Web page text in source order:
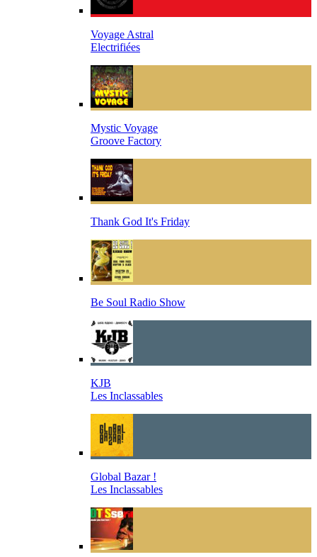
Voyage Astral
Electrifiées
Mystic Voyage
Groove Factory
Thank God It's Friday
Be Soul Radio Show
KJB
Les Inclassables
Global Bazar !
Les Inclassables